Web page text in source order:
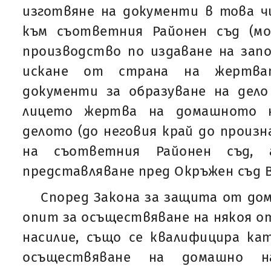
изготвяне на документи в това
към съответния Районен съд
производство по издаване на
искане от страна на
документи за образуване на
лицето жертва на домашното
делото (до неговия край до
на съответния Районен
представляване пред Окръжен съд
Според Закона за защита от
опит за осъществяване на някоя
насилие, също се квалифицира
осъществяване на домашно